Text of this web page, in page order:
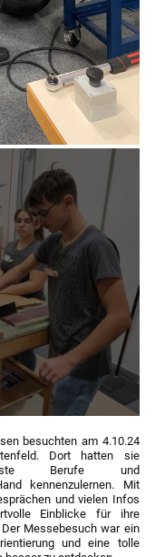
besuchten am 4.10.24
Dort hatten sie
Berufe und
kennenzulernen. Mit
und vielen Infos
Einblicke für ihre
Messebesuch war ein
und eine tolle